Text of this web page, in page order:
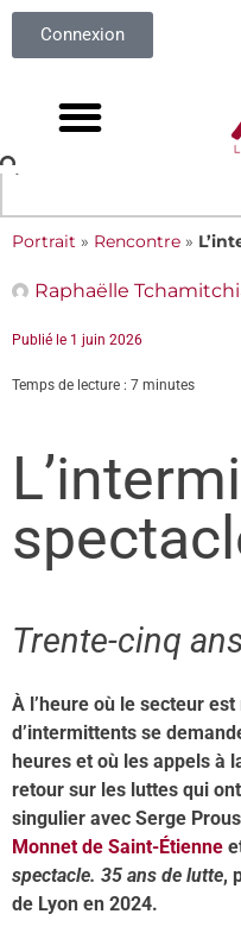
Connexion
Portrait » Rencontre »
Raphaëlle
Publié le 1 juin 2026
Temps de lecture : 7 minutes
Trente-cinq
À l’heure où le secteur
d’intermittents se
heures et où les appels à
retour sur les luttes qui
singulier avec Serge
Monnet de Saint-Étienne
spectacle. 35 ans de lutte,
de Lyon en 2024.